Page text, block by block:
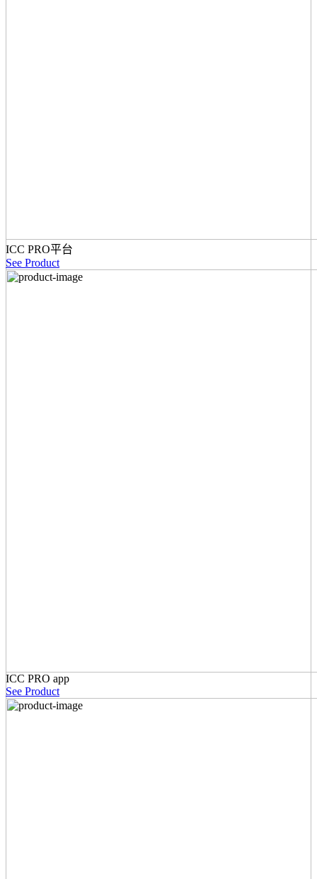
ICC PRO平台
See Product
ICC PRO app
See Product